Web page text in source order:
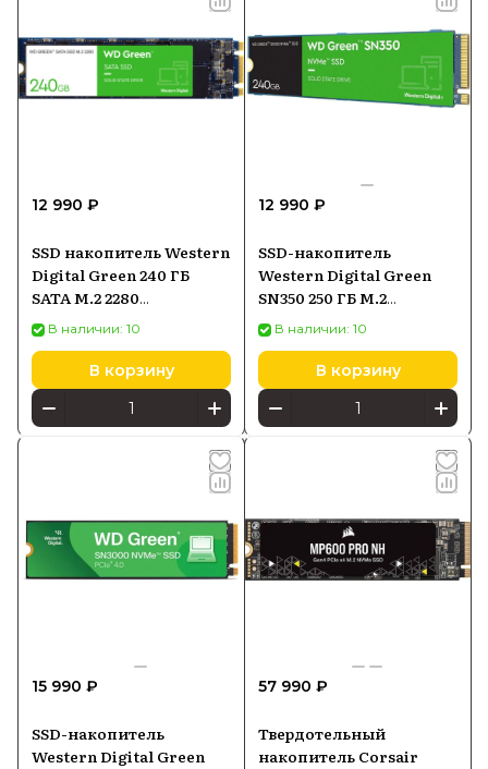
12 990 ₽
SSD накопитель Western
Digital Green 240 ГБ
SATA M.2 2280
(WDS240G3G0B)
В наличии: 10
В корзину
12 990 ₽
SSD-накопитель
Western Digital Green
SN350 250 ГБ M.2
(WDS250G2G0C)
В наличии: 10
В корзину
15 990 ₽
SSD-накопитель
Western Digital Green
57 990 ₽
Твердотельный
накопитель Corsair